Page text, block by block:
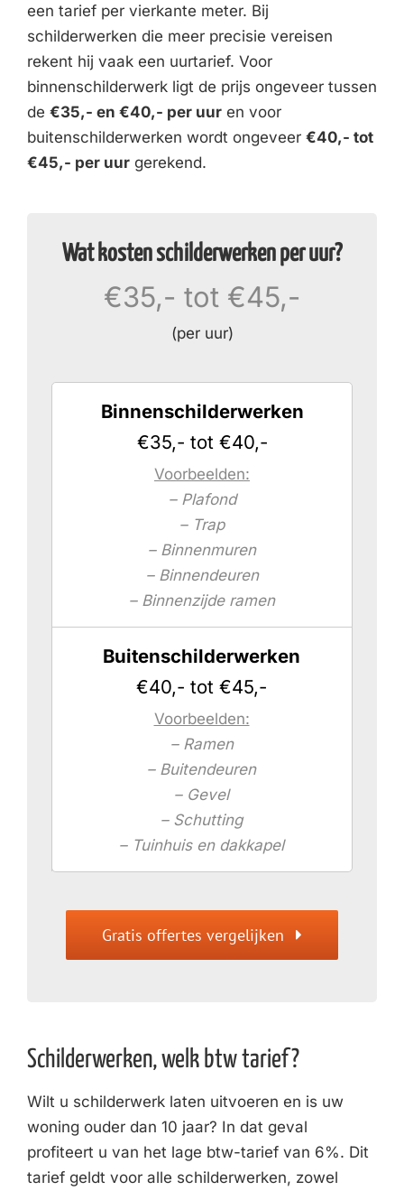
een tarief per vierkante meter. Bij
schilderwerken die meer precisie vereisen
rekent hij vaak een uurtarief. Voor
binnenschilderwerk ligt de prijs ongeveer tussen
de €35,- en €40,- per uur en voor
buitenschilderwerken wordt ongeveer €40,- tot
€45,- per uur gerekend.
Wat kosten schilderwerken per uur?
€35,- tot €45,-
(per uur)
Binnenschilderwerken
€35,- tot €40,-
Voorbeelden:
– Plafond
– Trap
– Binnenmuren
– Binnendeuren
– Binnenzijde ramen
Buitenschilderwerken
€40,- tot €45,-
Voorbeelden:
– Ramen
– Buitendeuren
– Gevel
– Schutting
– Tuinhuis en dakkapel
Gratis offertes vergelijken
Schilderwerken, welk btw tarief?
Wilt u schilderwerk laten uitvoeren en is uw
woning ouder dan 10 jaar? In dat geval
profiteert u van het lage btw-tarief van 6%. Dit
tarief geldt voor alle schilderwerken, zowel